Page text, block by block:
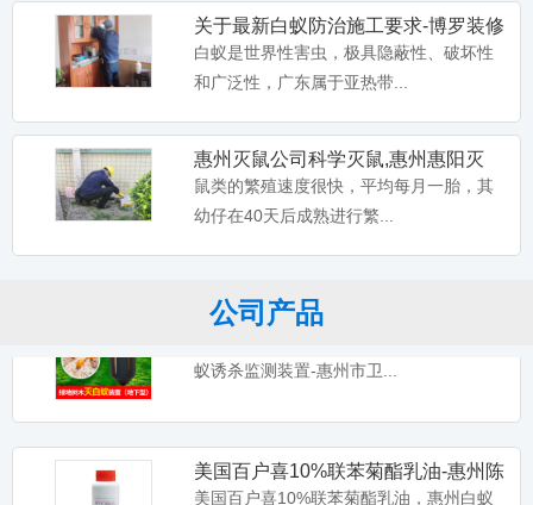
关于最新白蚁防治施工要求-博罗装修
白蚁预防,惠州博罗白蚁防
白蚁是世界性害虫，极具隐蔽性、破坏性
和广泛性，广东属于亚热带...
惠州灭鼠公司科学灭鼠,惠州惠阳灭
鼠,惠阳灭老鼠中心
鼠类的繁殖速度很快，平均每月一胎，其
幼仔在40天后成熟进行繁...
公司产品
修预防白蚁杀白药品-
卫豹·卫喜2.5%氟虫腈悬浮剂,惠州装修预
防白蚁药,惠州杀白...
大光明白蚁药水-装修预防家用户外消
灭白蚂蚁灭治树木园林土壤
大光明白蚁药水，装修预防家用户外消灭
白蚁诱杀箱室外园林白蚁诱杀器盒别
墅白蚁诱杀监测装置-惠州市
白蚁诱杀箱室外园林白蚁诱杀器盒别墅白
蚁诱杀监测装置-惠州市卫...
美国百户喜10%联苯菊酯乳油-惠州陈
江镇隆水口装修预防白蚁
美国百户喜10%联苯菊酯乳油，惠州白蚁